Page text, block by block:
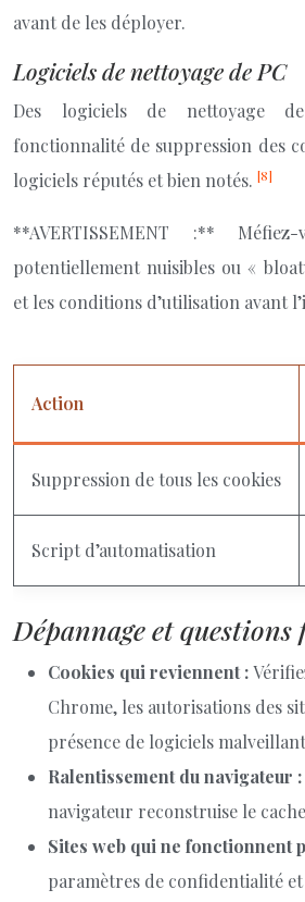
avant de les déployer.
Logiciels de nettoyage de PC
Des logiciels de nettoyage
fonctionnalité de suppression des
logiciels réputés et bien notés. [8]
**AVERTISSEMENT :**
potentiellement nuisibles ou «
et les conditions d’utilisation avant
Action
Suppression de tous les cookies
Script d’automatisation
Dépannage et questions
Cookies qui reviennent :
Chrome, les autorisations des
présence de logiciels
Ralentissement du navigateur :
navigateur reconstruise le
Sites web qui ne fonctionnent
paramètres de confidentialité